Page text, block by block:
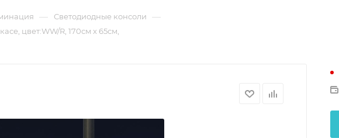
— Светодиодные консоли —
цвет:WW/R, 170см х 65см,